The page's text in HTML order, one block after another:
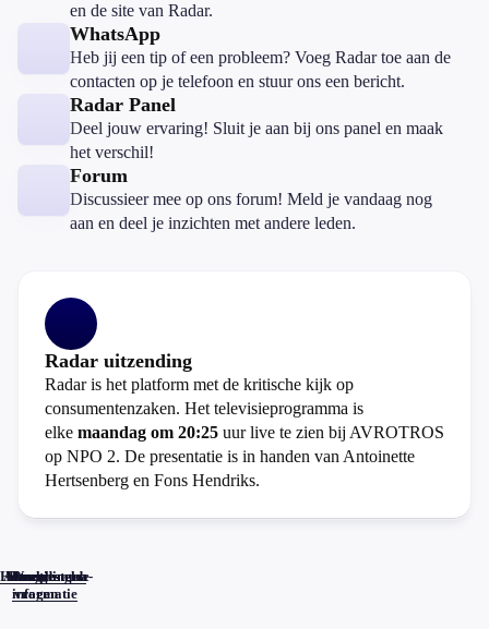
en de site van Radar.
WhatsApp
Heb jij een tip of een probleem? Voeg Radar toe aan de
contacten op je telefoon en stuur ons een bericht.
Radar Panel
Deel jouw ervaring! Sluit je aan bij ons panel en maak
het verschil!
Forum
Discussieer mee op ons forum! Meld je vandaag nog
aan en deel je inzichten met andere leden.
Radar uitzending
Radar is het platform met de kritische kijk op
consumentenzaken. Het televisieprogramma is
elke maandag om 20:25 uur live te zien bij AVROTROS
op NPO 2. De presentatie is in handen van Antoinette
Hertsenberg en Fons Hendriks.
Home
Actueel
Uitzendingen
Reacties
Programma-
informatie
Veelgestelde
vragen